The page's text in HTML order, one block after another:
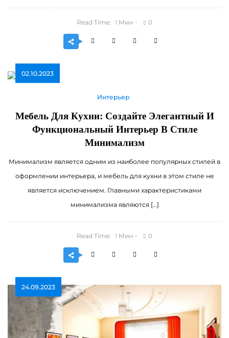
Read Time: 1 Мин 0
02.10.2023
Интерьер
Мебель Для Кухни: Создайте Элегантный И
Функциональный Интерьер В Стиле
Минимализм
Минимализм является одним из наиболее популярных стилей в
оформлении интерьера, и мебель для кухни в этом стиле не
является исключением. Главными характеристиками
минимализма являются […]
Read Time: 1 Мин 0
24.09.2023